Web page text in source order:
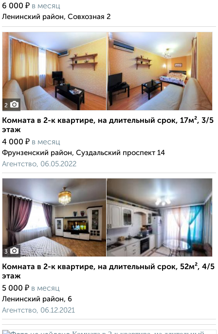
6 000 ₽ в месяц
Ленинский район, Совхозная 2
2
Комната в 2-к квартире, на длительный срок, 17м², 3/5
этаж
4 000 ₽ в месяц
Фрунзенский район, Суздальский проспект 14
Агентство, 06.05.2022
3
Комната в 2-к квартире, на длительный срок, 52м², 4/5
этаж
5 000 ₽ в месяц
Ленинский район, 6
Агентство, 06.12.2021